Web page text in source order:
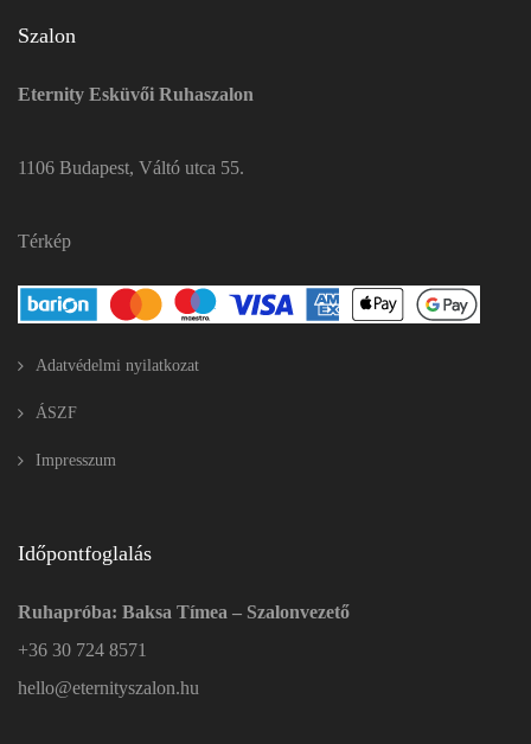
Szalon
Eternity Esküvői Ruhaszalon
1106 Budapest, Váltó utca 55.
Térkép
Adatvédelmi nyilatkozat
ÁSZF
Impresszum
Időpontfoglalás
Ruhapróba: Baksa Tímea – Szalonvezető
+36 30 724 8571
hello@eternityszalon.hu